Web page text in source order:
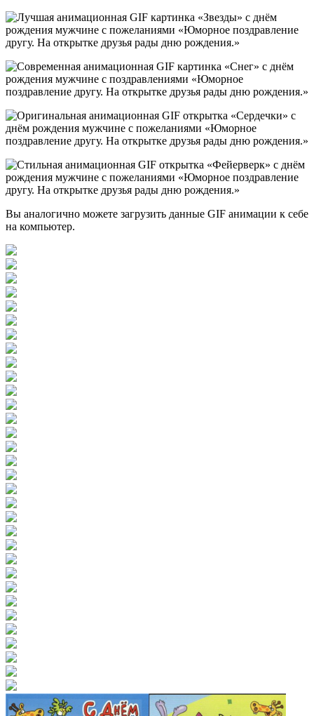
Вы аналогично можете загрузить данные GIF анимации к себе
на компьютер.